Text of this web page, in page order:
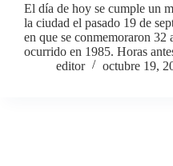
El día de hoy se cumple un
la ciudad el pasado 19 de
en que se conmemoraron 32
ocurrido en 1985. Horas
editor
octubre 19,